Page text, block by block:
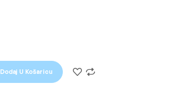
Dodaj U Košaricu